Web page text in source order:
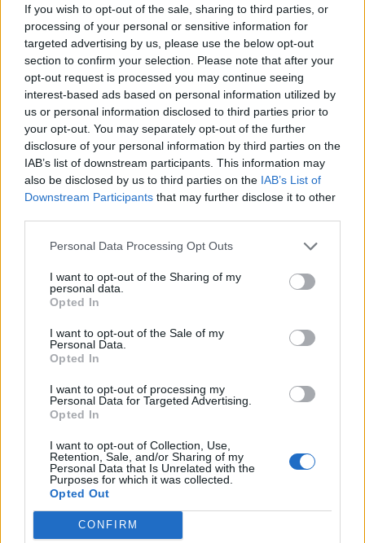
If you wish to opt-out of the sale, sharing to third parties, or
processing of your personal or sensitive information for
targeted advertising by us, please use the below opt-out
section to confirm your selection. Please note that after your
opt-out request is processed you may continue seeing
interest-based ads based on personal information utilized by
us or personal information disclosed to third parties prior to
your opt-out. You may separately opt-out of the further
disclosure of your personal information by third parties on the
IAB’s list of downstream participants. This information may
also be disclosed by us to third parties on the IAB’s List of
Downstream Participants that may further disclose it to other
Personal Data Processing Opt Outs
I want to opt-out of the Sharing of my
personal data.
Opted In
I want to opt-out of the Sale of my
Personal Data.
Opted In
I want to opt-out of processing my
Personal Data for Targeted Advertising.
Opted In
I want to opt-out of Collection, Use,
Retention, Sale, and/or Sharing of my
Personal Data that Is Unrelated with the
Purposes for which it was collected.
Opted Out
CONFIRM
Svar:
5 25 Juli 2023
Øgårdarbejde for begyndere spørge-/debattråd
Grønært
Svar:
0 21 August 2024
Æg og kaniner-dag spørge/debattråd
MOD-Ara
12
Æg og kaniner-dag II spørge / debattråd
Svar:
6 6 April 2026
Æblenemt spørge/debattråd
MOD-Ara
Svar:
0 7 Maj 2026
Svar:
12 28 December 2025
MOD-Ara
Svar:
4 12 December 2025
Vintereventyr I - III spørge/debattråd
Svar:
5 6 December 2024
Vinderslag i spørge/debattråd
Vinderslag i sandkassen II spørge-/debattråd
Grønært
Vildblomststier spørge/debattråd
MOD-Ara
Svar:
0 14 Maj 2026
Vild med dyr XXI spørge/debattråd
Vild med dyr XX spørge-/debattråd